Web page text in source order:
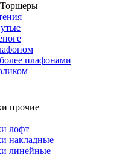
Торшеры
плафонами
прочие
лофт
накладные
линейные